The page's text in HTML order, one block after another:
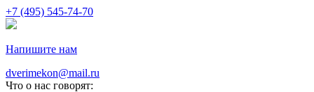
+7 (495) 545-74-70
Напишите нам
dverimekon@mail.ru
Что о нас говорят: